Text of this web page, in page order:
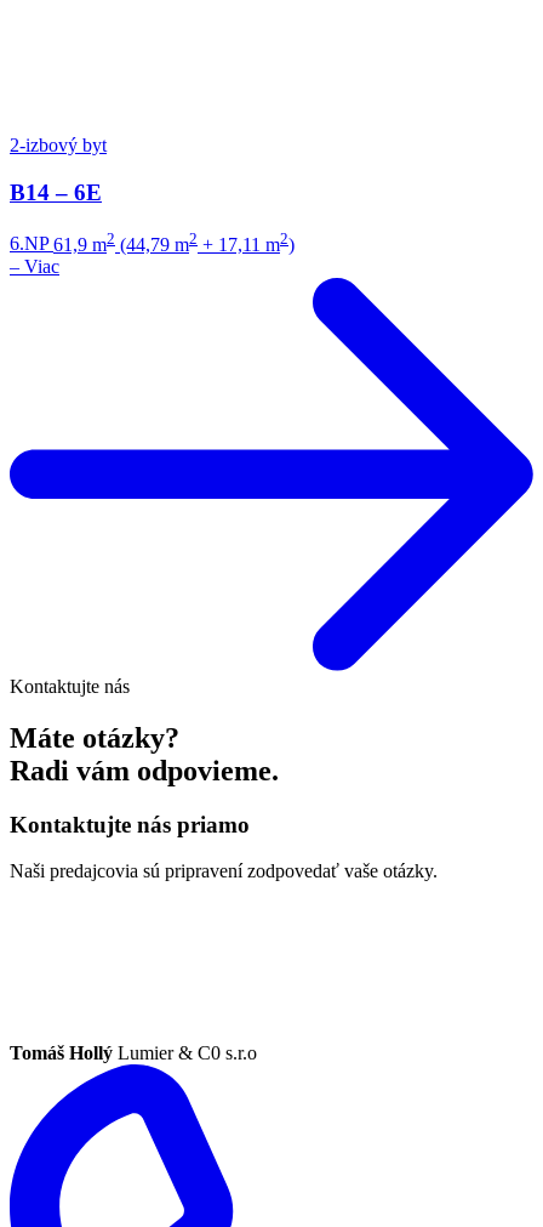
2-izbový byt
B14 – 6E
6.NP 61,9 m2 (44,79 m2 + 17,11 m2)
– Viac
Kontaktujte nás
Máte otázky?
Radi vám odpovieme.
Kontaktujte nás priamo
Naši predajcovia sú pripravení zodpovedať vaše otázky.
Tomáš Hollý Lumier & C0 s.r.o